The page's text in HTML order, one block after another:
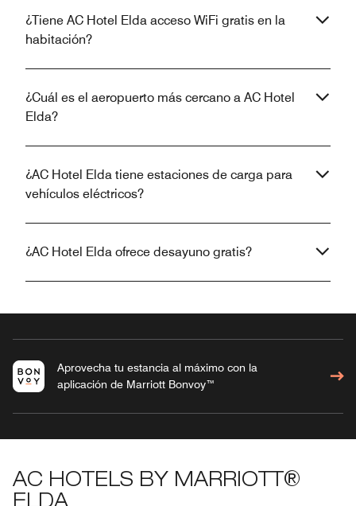
¿Tiene AC Hotel Elda acceso WiFi gratis en la
habitación?
¿Cuál es el aeropuerto más cercano a AC Hotel
Elda?
¿AC Hotel Elda tiene estaciones de carga para
vehículos eléctricos?
¿AC Hotel Elda ofrece desayuno gratis?
Aprovecha tu estancia al máximo con la
aplicación de Marriott Bonvoy™
AC HOTELS BY MARRIOTT®